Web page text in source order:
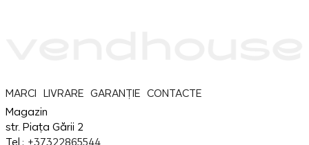
MARCI LIVRARE GARANȚIE
CONTACTE
Magazin
str. Piața Gării 2
Tel.: +37322865544